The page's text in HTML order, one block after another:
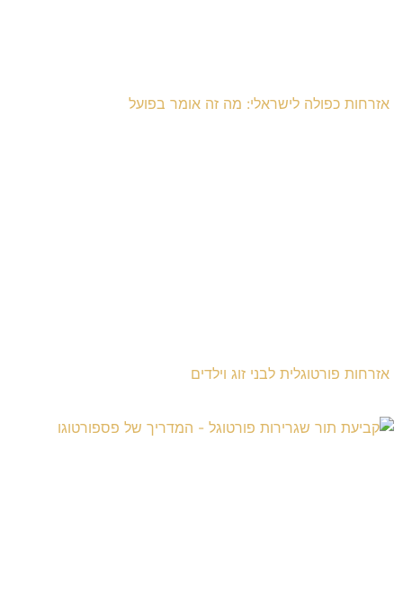
אזרחות כפולה לישראלי: מה זה אומר בפועל
אזרחות פורטוגלית לבני זוג וילדים